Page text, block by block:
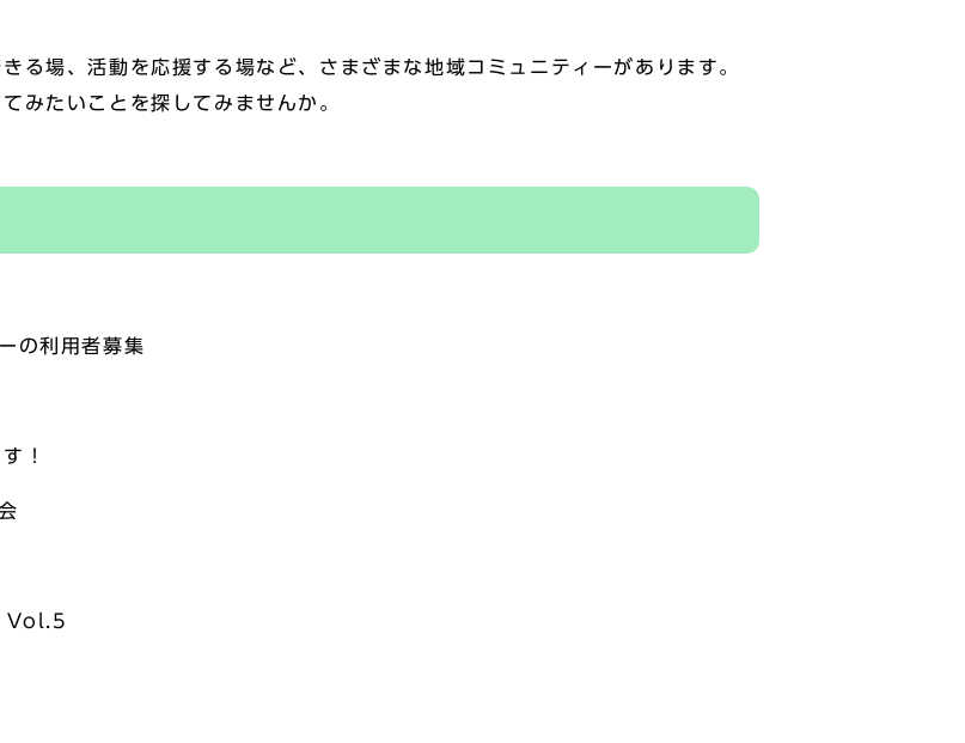
る場、活動を応援する場など、さまざまな地域コミュニティーがあります。
みたいことを探してみませんか。
の利用者募集
！
Vol.5